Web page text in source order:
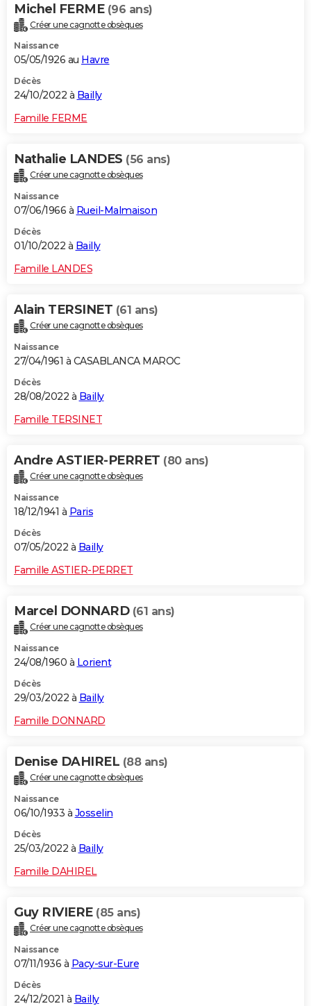
Michel FERME (96 ans)
Créer une cagnotte obsèques
Naissance
05/05/1926 au Havre
Décès
24/10/2022 à Bailly
Famille FERME
Nathalie LANDES (56 ans)
Créer une cagnotte obsèques
Naissance
07/06/1966 à Rueil-Malmaison
Décès
01/10/2022 à Bailly
Famille LANDES
Alain TERSINET (61 ans)
Créer une cagnotte obsèques
Naissance
27/04/1961 à CASABLANCA MAROC
Décès
28/08/2022 à Bailly
Famille TERSINET
Andre ASTIER-PERRET (80 ans)
Créer une cagnotte obsèques
Naissance
18/12/1941 à Paris
Décès
07/05/2022 à Bailly
Famille ASTIER-PERRET
Marcel DONNARD (61 ans)
Créer une cagnotte obsèques
Naissance
24/08/1960 à Lorient
Décès
29/03/2022 à Bailly
Famille DONNARD
Denise DAHIREL (88 ans)
Créer une cagnotte obsèques
Naissance
06/10/1933 à Josselin
Décès
25/03/2022 à Bailly
Famille DAHIREL
Guy RIVIERE (85 ans)
Créer une cagnotte obsèques
Naissance
07/11/1936 à Pacy-sur-Eure
Décès
24/12/2021 à Bailly